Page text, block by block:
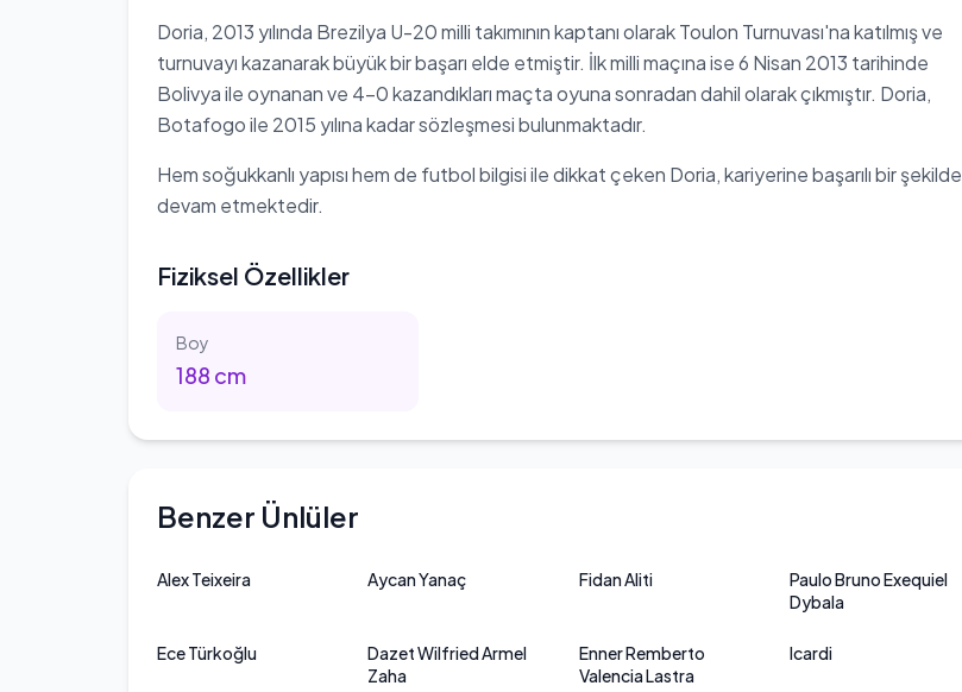
Doria, 2013 yılında Brezilya U-20 milli takımının kaptanı olarak Toulon Turnuvası'na katılmış ve
turnuvayı kazanarak büyük bir başarı elde etmiştir. İlk milli maçına ise 6 Nisan 2013 tarihinde
Bolivya ile oynanan ve 4-0 kazandıkları maçta oyuna sonradan dahil olarak çıkmıştır. Doria,
Botafogo ile 2015 yılına kadar sözleşmesi bulunmaktadır.
Hem soğukkanlı yapısı hem de futbol bilgisi ile dikkat çeken Doria, kariyerine başarılı bir şekilde
devam etmektedir.
Fiziksel Özellikler
Boy
188 cm
Benzer Ünlüler
Alex Teixeira Aycan Yanaç Fidan Aliti
Paulo Bruno Exequiel
Dybala
Ece Türkoğlu
Dazet Wilfried Armel
Zaha
Enner Remberto
Valencia Lastra
Icardi